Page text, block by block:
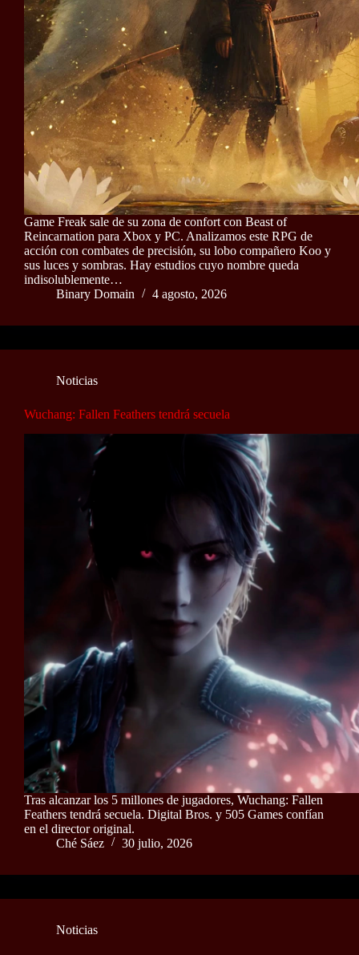
Game Freak sale de su zona de confort con Beast of
Reincarnation para Xbox y PC. Analizamos este RPG de
acción con combates de precisión, su lobo compañero Koo y
sus luces y sombras. Hay estudios cuyo nombre queda
indisolublemente…
Binary Domain
4 agosto, 2026
Noticias
Wuchang: Fallen Feathers tendrá secuela
Tras alcanzar los 5 millones de jugadores, Wuchang: Fallen
Feathers tendrá secuela. Digital Bros. y 505 Games confían
en el director original.
Ché Sáez
30 julio, 2026
Noticias